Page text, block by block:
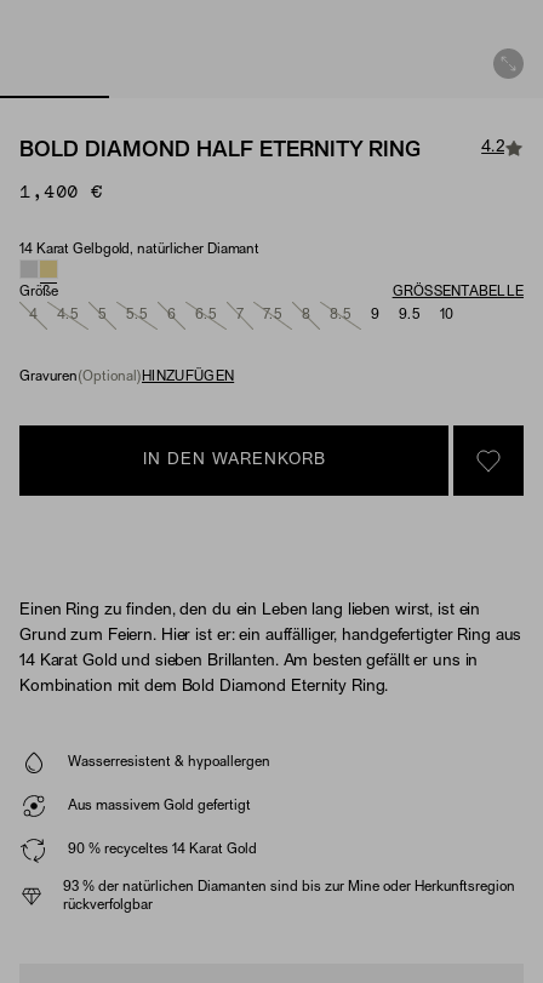
BOLD DIAMOND HALF ETERNITY RING 4.2
1,400 €
Material & Stone Options
14 Karat Gelbgold, natürlicher Diamant
Größe
GRÖSSENTABELLE
4
4.5 5 5.5 6 6.5 7 7.5 8 8.5 9 9.5 10
Gravuren (Optional) HINZUFÜGEN
IN DEN WARENKORB
SIGN
Einen Ring zu finden, den du ein Leben lang lieben wirst, ist ein
Grund zum Feiern. Hier ist er: ein auffälliger, handgefertigter Ring aus
14 Karat Gold und sieben Brillanten. Am besten gefällt er uns in
Kombination mit dem Bold Diamond Eternity Ring.
Wasserresistent & hypoallergen
Aus massivem Gold gefertigt
90 % recyceltes 14 Karat Gold
93 % der natürlichen Diamanten sind bis zur Mine oder Herkunftsregion
rückverfolgbar